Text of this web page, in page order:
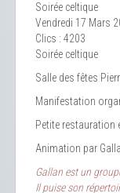
Soirée celtique
Vendredi 17 Mars
Clics : 4203
Soirée celtique
Salle des fêtes
Manifestation
Petite restauration
Animation par
Gallan est un
Il puise son